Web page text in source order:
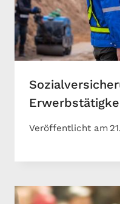
Veröffentlicht am